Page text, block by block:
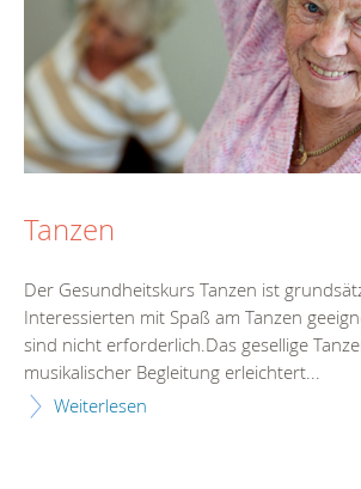
Tanzen
Der Gesundheitskurs Tanzen ist
Interessierten mit Spaß am Tanzen
sind nicht erforderlich.Das gesellige
musikalischer Begleitung erleichtert...
Weiterlesen